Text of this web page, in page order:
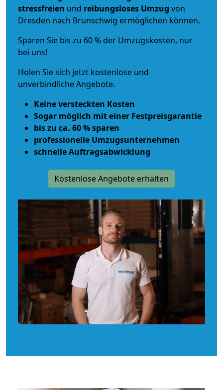
stressfreien und reibungsloses Umzug von
Dresden nach Brunschwig ermöglichen können.
Sparen Sie bis zu 60 % der Umzugskosten, nur
bei uns!
Holen Sie sich jetzt kostenlose und
unverbindliche Angebote.
Keine versteckten Kosten
Sogar möglich mit einer Festpreisgarantie
bis zu ca. 60 % sparen
professionelle Umzugsunternehmen
schnelle Auftragsabwicklung
Kostenlose Angebote erhalten